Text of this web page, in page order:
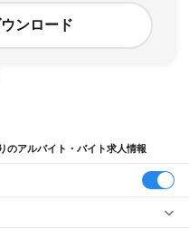
ンロード
のアルバイト・バイト求人情報